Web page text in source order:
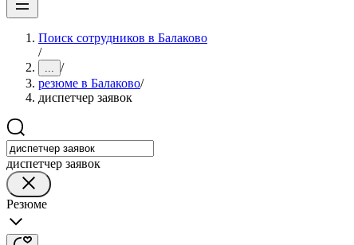
Поиск сотрудников в Балаково
/
... /
резюме в Балаково/
диспетчер заявок
диспетчер заявок
Резюме